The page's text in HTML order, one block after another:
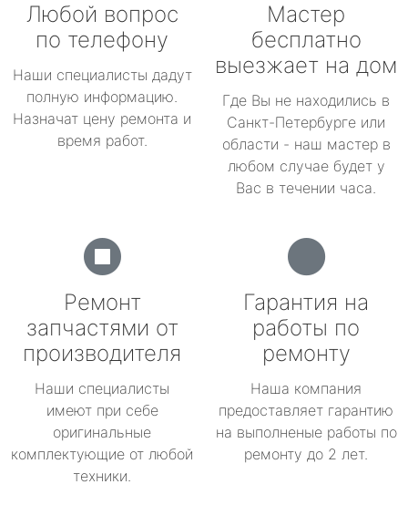
Любой вопрос
по телефону
Наши специалисты дадут
полную информацию.
Назначат цену ремонта и
время работ.
Мастер
бесплатно
выезжает на дом
Где Вы не находились в
Санкт-Петербурге или
области - наш мастер в
любом случае будет у
Вас в течении часа.
Ремонт
запчастями от
производителя
Наши специалисты
имеют при себе
оригинальные
комплектующие от любой
техники.
Гарантия на
работы по
ремонту
Наша компания
предоставляет гарантию
на выполненые работы по
ремонту до 2 лет.